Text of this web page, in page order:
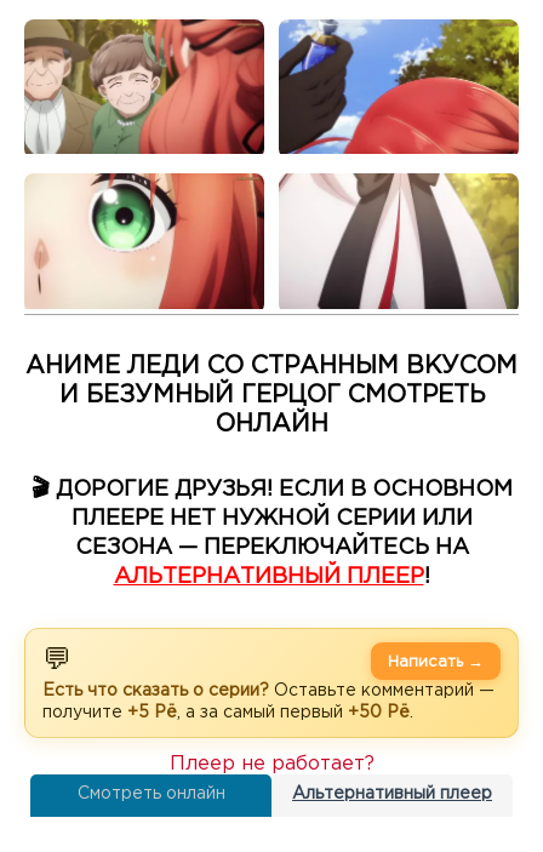
АНИМЕ ЛЕДИ СО СТРАННЫМ ВКУСОМ
И БЕЗУМНЫЙ ГЕРЦОГ СМОТРЕТЬ
ОНЛАЙН
🎬 ДОРОГИЕ ДРУЗЬЯ! ЕСЛИ В ОСНОВНОМ
ПЛЕЕРЕ НЕТ НУЖНОЙ СЕРИИ ИЛИ
СЕЗОНА — ПЕРЕКЛЮЧАЙТЕСЬ НА
АЛЬТЕРНАТИВНЫЙ ПЛЕЕР!
💬
Есть что сказать о серии? Оставьте комментарий —
получите +5 Рё , а за самый первый +50 Рё
Написать →
Смотреть онлайн Альтернативный плеер
Плеер не работает?